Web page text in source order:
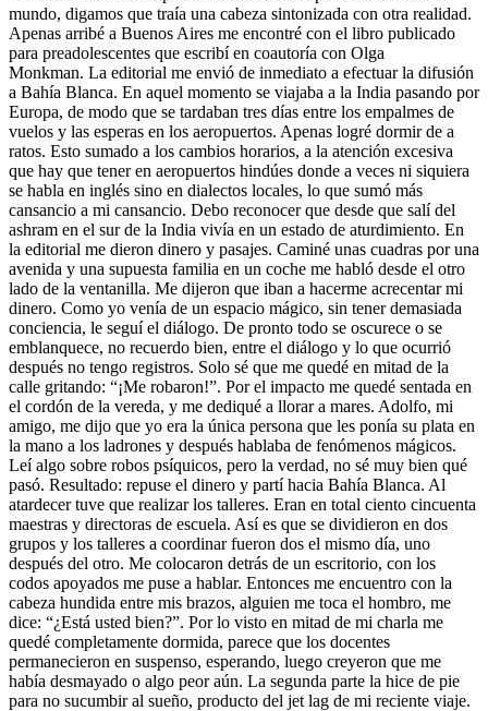
mundo, digamos que traía una cabeza sintonizada con otra realidad.
Apenas arribé a Buenos Aires me encontré con el libro publicado
para preadolescentes que escribí en coautoría con Olga
Monkman. La editorial me envió de inmediato a efectuar la difusión
a Bahía Blanca. En aquel momento se viajaba a la India pasando por
Europa, de modo que se tardaban tres días entre los empalmes de
vuelos y las esperas en los aeropuertos. Apenas logré dormir de a
ratos. Esto sumado a los cambios horarios, a la atención excesiva
que hay que tener en aeropuertos hindúes donde a veces ni siquiera
se habla en inglés sino en dialectos locales, lo que sumó más
cansancio a mi cansancio. Debo reconocer que desde que salí del
ashram en el sur de la India vivía en un estado de aturdimiento. En
la editorial me dieron dinero y pasajes. Caminé unas cuadras por una
avenida y una supuesta familia en un coche me habló desde el otro
lado de la ventanilla. Me dijeron que iban a hacerme acrecentar mi
dinero. Como yo venía de un espacio mágico, sin tener demasiada
conciencia, le seguí el diálogo. De pronto todo se oscurece o se
emblanquece, no recuerdo bien, entre el diálogo y lo que ocurrió
después no tengo registros. Solo sé que me quedé en mitad de la
calle gritando: “¡Me robaron!”. Por el impacto me quedé sentada en
el cordón de la vereda, y me dediqué a llorar a mares. Adolfo, mi
amigo, me dijo que yo era la única persona que les ponía su plata en
la mano a los ladrones y después hablaba de fenómenos mágicos.
Leí algo sobre robos psíquicos, pero la verdad, no sé muy bien qué
pasó. Resultado: repuse el dinero y partí hacia Bahía Blanca. Al
atardecer tuve que realizar los talleres. Eran en total ciento cincuenta
maestras y directoras de escuela. Así es que se dividieron en dos
grupos y los talleres a coordinar fueron dos el mismo día, uno
después del otro. Me colocaron detrás de un escritorio, con los
codos apoyados me puse a hablar. Entonces me encuentro con la
cabeza hundida entre mis brazos, alguien me toca el hombro, me
dice: “¿Está usted bien?”. Por lo visto en mitad de mi charla me
quedé completamente dormida, parece que los docentes
permanecieron en suspenso, esperando, luego creyeron que me
había desmayado o algo peor aún. La segunda parte la hice de pie
para no sucumbir al sueño, producto del jet lag de mi reciente viaje.